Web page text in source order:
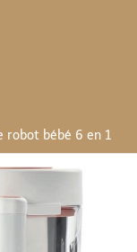
robot bébé 6 en 1